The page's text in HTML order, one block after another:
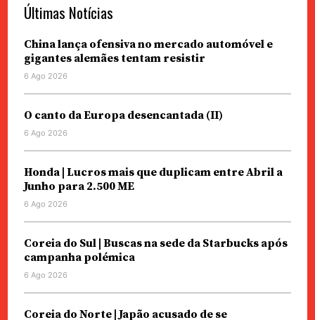
Últimas Notícias
China lança ofensiva no mercado automóvel e
gigantes alemães tentam resistir
6 Ago 2026
O canto da Europa desencantada (II)
6 Ago 2026
Honda | Lucros mais que duplicam entre Abril a
Junho para 2.500 ME
6 Ago 2026
Coreia do Sul | Buscas na sede da Starbucks após
campanha polémica
6 Ago 2026
Coreia do Norte | Japão acusado de se